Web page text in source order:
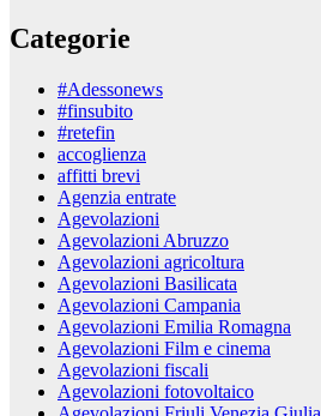
Categorie
#Adessonews
#finsubito
#retefin
accoglienza
affitti brevi
Agenzia entrate
Agevolazioni
Agevolazioni Abruzzo
Agevolazioni agricoltura
Agevolazioni Basilicata
Agevolazioni Campania
Agevolazioni Emilia Romagna
Agevolazioni Film e cinema
Agevolazioni fiscali
Agevolazioni fotovoltaico